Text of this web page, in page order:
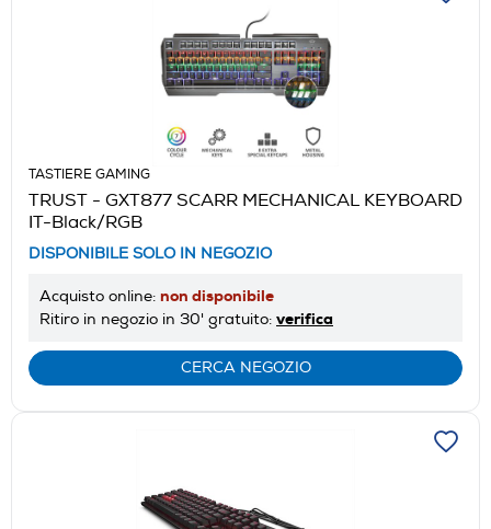
TASTIERE GAMING
TRUST - GXT877 SCARR MECHANICAL KEYBOARD
IT-Black/RGB
DISPONIBILE SOLO IN NEGOZIO
Acquisto online: non disponibile
Ritiro in negozio in 30' gratuito: verifica
CERCA NEGOZIO